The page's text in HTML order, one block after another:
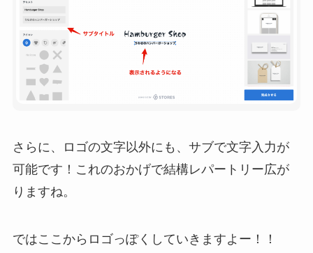
さらに、ロゴの文字以外にも、サブで文字入力が
可能です！これのおかげで結構レパートリー広が
りますね。
ではここからロゴっぽくしていきますよー！！